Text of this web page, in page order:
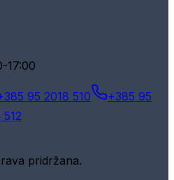
17:00
95 2018 510
+385 95
pridržana.